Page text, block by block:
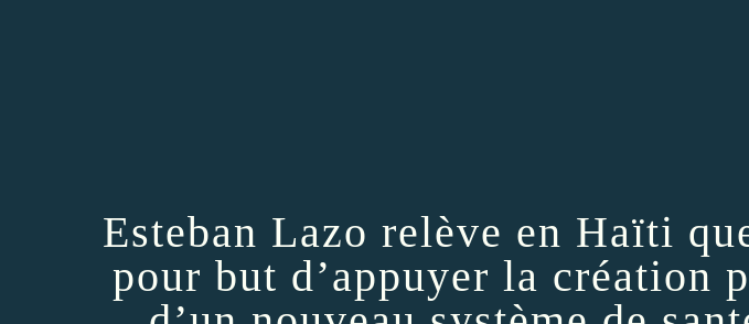
Esteban Lazo relève en Haïti
pour but d’appuyer la création